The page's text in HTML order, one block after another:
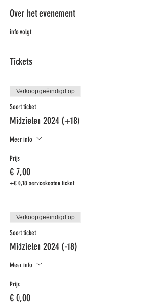
Over het evenement
info volgt
Tickets
Verkoop geëindigd op
Soort ticket
Midzielen 2024 (+18)
Meer info
Prijs
€ 7,00
+€ 0,18 servicekosten ticket
Verkoop geëindigd op
Soort ticket
Midzielen 2024 (-18)
Meer info
Prijs
€ 0,00